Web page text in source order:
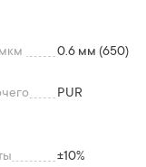
0.6 мм (650)
PUR
+-10%